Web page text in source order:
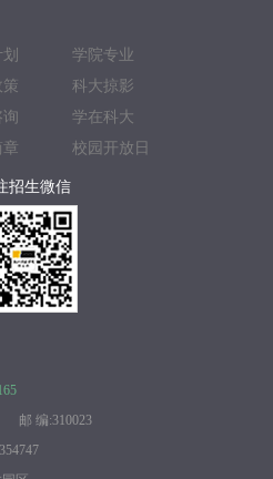
学院专业
科大掠影
学在科大
校园开放日
招生微信
编:310023